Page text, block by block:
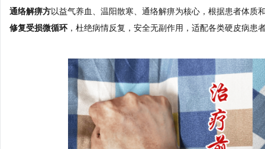
通络解痹方以益气养血、温阳散寒、通络解痹为核心，根据患者体质
修复受损微循环，杜绝病情反复，安全无副作用，适配各类硬皮病患